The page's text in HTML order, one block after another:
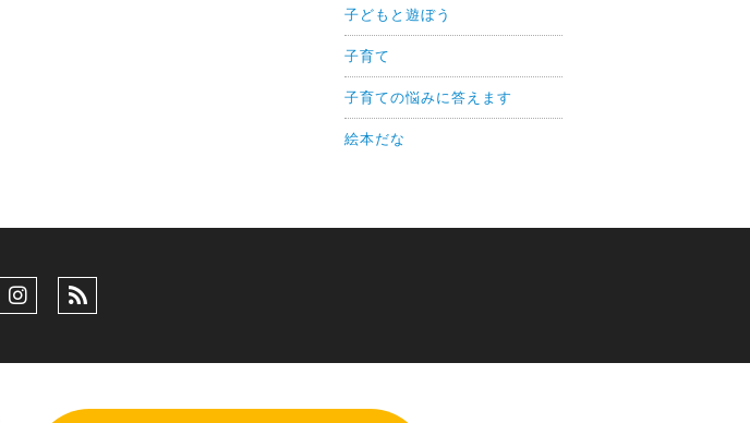
子どもと遊ぼう
子育て
子育ての悩みに答えます
絵本だな